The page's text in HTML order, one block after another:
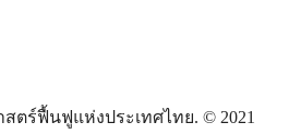
ตร์ฟื้นฟูแห่งประเทศไทย. © 2021